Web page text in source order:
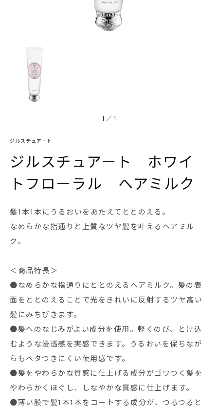
1 ／ 1
ジルスチュアート
ジルスチュアート ホワイ
トフローラル ヘアミルク
髪1本1本にうるおいをあたえてととのえる。
なめらかな指通りと上質なツヤ髪を叶えるヘアミル
ク。
＜商品特長＞
●なめらかな指通りにととのえるヘアミルク。髪の表
面をととのえることで光をきれいに反射するツヤ高い
髪にみちびきます。
●髪へのなじみがよい成分を使用。軽くのび、とけ込
むような浸透感を実感できます。うるおいを保ちなが
らもベタつきにくい使用感です。
●髪をやわらかな質感に仕上げる成分がゴワつく髪を
やわらかくほぐし、しなやかな質感に仕上げます。
●薄い膜で髪1本1本をコートする成分が、つるつると